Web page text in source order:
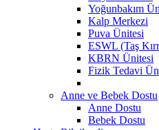
Yoğunbakım
Kalp Merkezi
Puva Ünitesi
ESWL (Taş
KBRN Ünitesi
Fizik Tedavi
Anne ve Bebek Dostu
Anne Dostu
Bebek Dostu